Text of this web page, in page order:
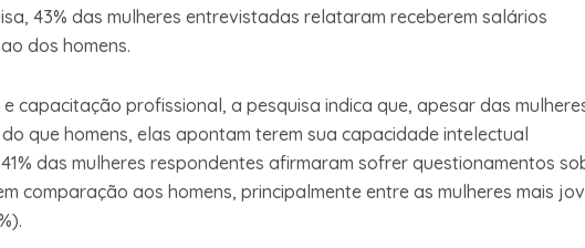
43% das mulheres entrevistadas relataram receberem salários
dos homens.
capacitação profissional, a pesquisa indica que, apesar das
que homens, elas apontam terem sua capacidade intelectual
das mulheres respondentes afirmaram sofrer questionamentos
comparação aos homens, principalmente entre as mulheres mais